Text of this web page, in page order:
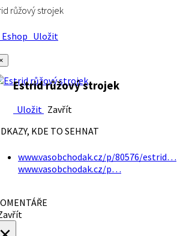
růžový strojek
Uložit
Estrid růžový strojek
Uložit Zavřít
KDE TO SEHNAT
www.vasobchodak.cz/p/80576/estrid…
www.vasobchodak.cz/p…